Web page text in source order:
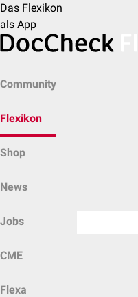
Das Flexikon
als App
Community
Flexikon
Shop
News
Jobs
CME
Flexa